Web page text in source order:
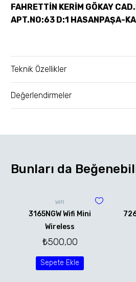
FAHRETTİN KERİM GÖKAY
APT.NO:63 D:1 HASANPAŞA-
Teknik Özellikler
Değerlendirmeler
Bunları da
WİFİ
3165NGW Wifi Mini
Wireless
₺500,00
Sepete Ekle